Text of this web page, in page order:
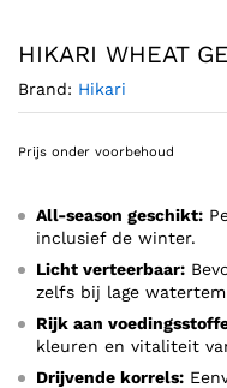
HIKARI WHEAT
Brand: Hikari
Prijs onder voorbehoud
All-season geschikt:
inclusief de winter.
Licht verteerbaar:
zelfs bij lage
Rijk aan
kleuren en vitaliteit
Drijvende korrels: